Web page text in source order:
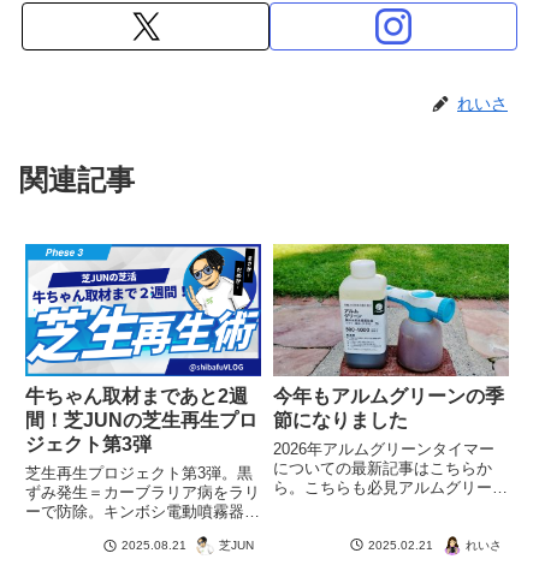
れいさ
関連記事
牛ちゃん取材まであと2週
間！芝JUNの芝生再生プロ
ジェクト第3弾
芝生再生プロジェクト第3弾。黒
ずみ発生＝カーブラリア病をラリ
ーで防除。キンボシ電動噴霧器で
と液肥で夏バテ予防も実施。
2025.08.21 芝JUN
今年もアルムグリーンの季
節になりました
2026年アルムグリーンタイマー
についての最新記事はこちらか
ら。こちらも必見アルムグリーン
べたことのある方なら聞いたこと
2025.02.21 れいさ